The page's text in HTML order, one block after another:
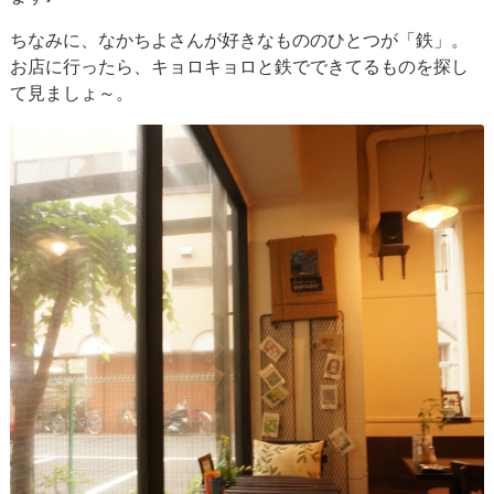
ちなみに、なかちよさんが好きなもののひとつが「鉄」。
お店に行ったら、キョロキョロと鉄でできてるものを探し
て見ましょ～。